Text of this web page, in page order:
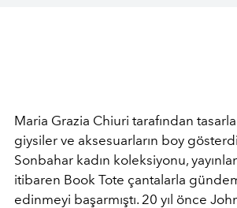
Maria Grazia Chiuri tarafından
giysiler ve aksesuarların boy
Sonbahar kadın koleksiyonu,
itibaren Book Tote çantalarla
edinmeyi başarmıştı. 20 yıl önce